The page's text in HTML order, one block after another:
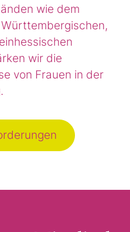
wie dem
wir die
von Frauen in der